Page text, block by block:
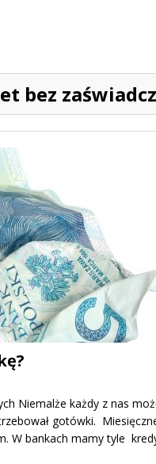
bez
Niemalże każdy z nas
gotówki.
W bankach mamy tyle